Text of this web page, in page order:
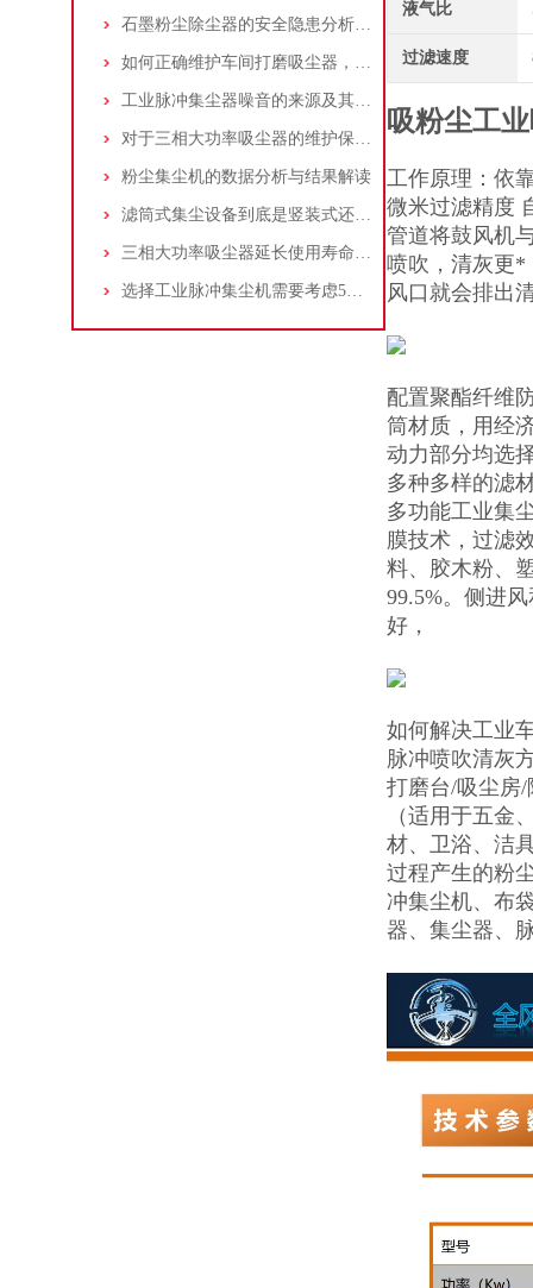
石墨粉尘除尘器的安全隐患分析及应对措施
如何正确维护车间打磨吸尘器，延长使用寿命
工业脉冲集尘器噪音的来源及其控制策略
对于三相大功率吸尘器的维护保养，你了解多少
粉尘集尘机的数据分析与结果解读
滤筒式集尘设备到底是竖装式还是横装式？
三相大功率吸尘器延长使用寿命的建议
选择工业脉冲集尘机需要考虑5大因素,你都了解吗?
液气比
过滤速度
吸粉尘工
工作原理：依
微米过滤精度
管道将鼓风机
喷吹，清灰更*
风口就会排出
配置聚酯纤维
筒材质，用经
动力部分均选
多种多样的滤
多功能工业集
膜技术，过滤
料、胶木粉、
99.5%。侧进
好，
如何解决工业
脉冲喷吹清灰
打磨台/吸尘房
（适用于五金
材、卫浴、洁
过程产生的粉
冲集尘机、布
器、集尘器、